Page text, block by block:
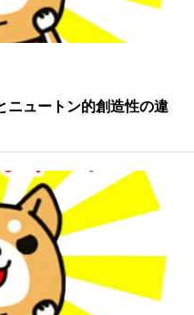
ニュートン的創造性の違